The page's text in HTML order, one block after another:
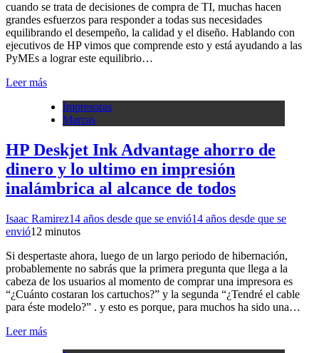
cuando se trata de decisiones de compra de TI, muchas hacen
grandes esfuerzos para responder a todas sus necesidades
equilibrando el desempeño, la calidad y el diseño. Hablando con
ejecutivos de HP vimos que comprende esto y está ayudando a las
PyMEs a lograr este equilibrio…
Leer más
Impresoras
Marcas
HP Deskjet Ink Advantage ahorro de
dinero y lo ultimo en impresión
inalámbrica al alcance de todos
Isaac Ramirez14 años desde que se envió14 años desde que se
envió1 2 minutos
Si despertaste ahora, luego de un largo periodo de hibernación,
probablemente no sabrás que la primera pregunta que llega a la
cabeza de los usuarios al momento de comprar una impresora es
“¿Cuánto costaran los cartuchos?” y la segunda “¿Tendré el cable
para éste modelo?” . y esto es porque, para muchos ha sido una…
Leer más